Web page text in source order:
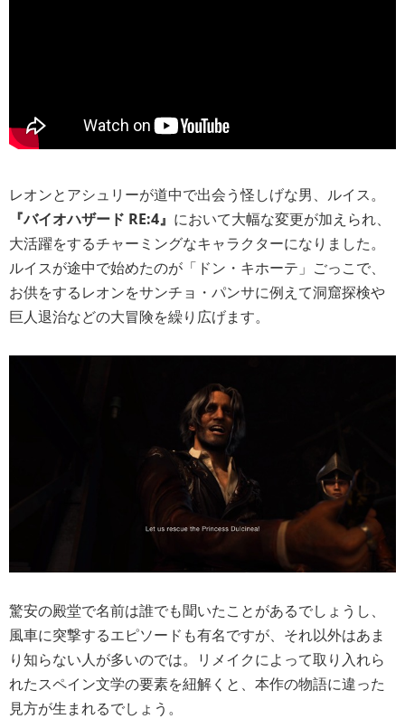
レオンとアシュリーが道中で出会う怪しげな男、ルイス。
『バイオハザード RE:4』 において大幅な変更が加えられ、
大活躍をするチャーミングなキャラクターになりました。
ルイスが途中で始めたのが「ドン・キホーテ」ごっこで、
お供をするレオンをサンチョ・パンサに例えて洞窟探検や
巨人退治などの大冒険を繰り広げます。
驚安の殿堂で名前は誰でも聞いたことがあるでしょうし、
風車に突撃するエピソードも有名ですが、それ以外はあま
り知らない人が多いのでは。リメイクによって取り入れら
れたスペイン文学の要素を紐解くと、本作の物語に違った
見方が生まれるでしょう。